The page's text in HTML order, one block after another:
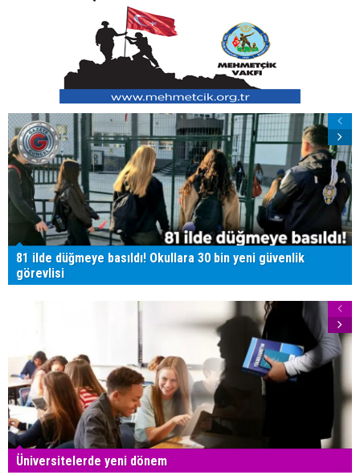
81 ilde düğmeye basıldı! Okullara 30 bin yeni güvenlik
görevlisi
Üniversitelerde yeni dönem